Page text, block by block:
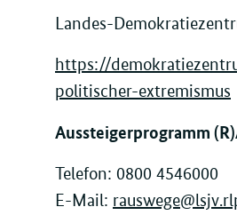
Landes-
https://
politischer-extremismus
Aussteigerprogramm
Telefon: 0800 4546000
E-Mail: